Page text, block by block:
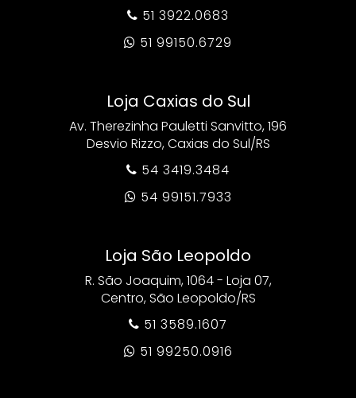
 51 3922.0683
 51 99150.6729
Loja Caxias do Sul
Av. Therezinha Pauletti Sanvitto, 196
Desvio Rizzo, Caxias do Sul/RS
 54 3419.3484
 54 99151.7933
Loja São Leopoldo
R. São Joaquim, 1064 - Loja 07,
Centro, São Leopoldo/RS
 51 3589.1607
 51 99250.0916